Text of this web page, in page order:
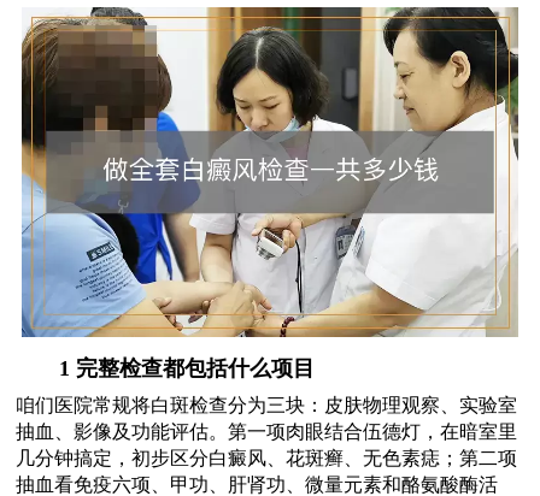
1 完整检查都包括什么项目
咱们医院常规将白斑检查分为三块：皮肤物理观察、实验室
抽血、影像及功能评估。第一项肉眼结合伍德灯，在暗室里
几分钟搞定，初步区分白癜风、花斑癣、无色素痣；第二项
抽血看免疫六项、甲功、肝肾功、微量元素和酪氨酸酶活